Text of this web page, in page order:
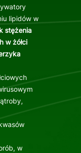
lipidów w
stężenia
w żółci
w